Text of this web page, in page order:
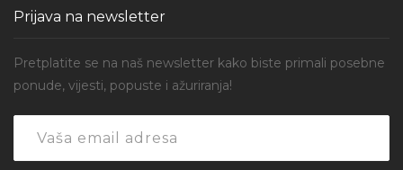
Prijava na newsletter
Pretplatite se na naš newsletter kako biste primali posebne
ponude, vijesti, popuste i ažuriranja!